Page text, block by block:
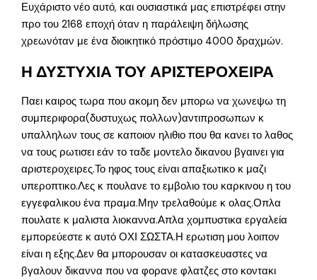
Ευχάριστο νέο αυτό, και ουσιαστικά μας επιστρέφει στην
προ του 2168 εποχή όταν η παράλειψη δήλωσης
χρεωνόταν με ένα διοικητικό πρόστιμο 4000 δραχμών.
Η ΔΥΣΤΥΧΙΑ ΤΟΥ ΑΡΙΣΤΕΡΟΧΕΙΡΑ
Παει καιρος τωρα που ακομη δεν μπορω να χωνεψω τη
συμπεριφορα(δυστυχως πολλων)αντιπροσωπων κ
υπαλληλων τους σε καποιον ηλιθιο που θα κανει το λαθος
να τους ρωτισει εάν το ταδε μοντελο δικανου βγαινει για
αριστεροχειρες.Το ηφος τους είναι απαξιωτικο κ μαζι
υπεροπτικο.Λες κ πουλανε το εμβολιο του καρκινου η του
εγγεφαλικου ένα πραμα.Μην τρελαθούμε κ ολας.Οπλα
πουλατε κ μαλιστα λιοκαννα.Απλα χομπυστικα εργαλεία
εμπορεύεστε κ αυτό ΟΧΙ ΣΩΣΤΑ.Η ερωτιση μου λοιπον
είναι η εξης.Δεν θα μπορουσαν οι κατασκευαστες να
βγαλουν δικαννα που να φορανε φλατζες στο κοντακι